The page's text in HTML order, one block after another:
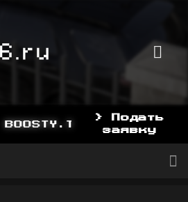
YDDY
> Подать
заявку